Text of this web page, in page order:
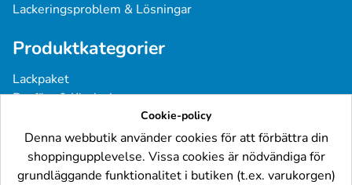
Lackeringsproblem & Lösningar
Produktkategorier
Lackpaket
Basfärg & Klarlack
Grundfärg & Spackel
Verktyg & Tillbehör
Industri- & Yrkeslack
Cookie-policy
Denna webbutik använder cookies för att förbättra din
shoppingupplevelse. Vissa cookies är nödvändiga för
grundläggande funktionalitet i butiken (t.ex. varukorgen)